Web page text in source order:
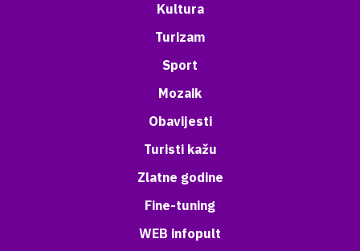
Kultura
Turizam
Sport
Mozaik
Obavijesti
Turisti kažu
Zlatne godine
Fine-tuning
WEB infopult